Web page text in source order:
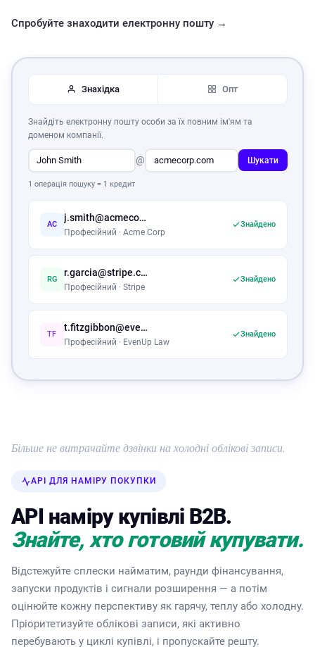
Спробуйте знаходити електронну пошту →
Знахідка Опт
Знайдіть електронну пошту особи за їх повним ім'ям та
доменом компанії.
@ Шукати
1 операція пошуку = 1 кредит
AC
j.smith@acmecorp.com
Професійний · Acme Corp
Знайдено
RG
r.garcia@stripe.com
Професійний · Stripe
Знайдено
TF
t.fitzgibbon@evenuplaw.com
Професійний · EvenUp Law
Знайдено
Більше не витрачайте дзвінки на холодні облікові записи.
API ДЛЯ НАМІРУ ПОКУПКИ
API наміру купівлі B2B.
Знайте, хто готовий купувати.
Відстежуйте сплески найматим, раунди фінансування,
запуски продуктів i сигнали розширення — а потім
оцінюйте кожну перспективу як гарячу, теплу або холодну.
Пріоритетизуйте облікові записи, які активно
перебувають у циклі купівлі, і пропускайте решту.